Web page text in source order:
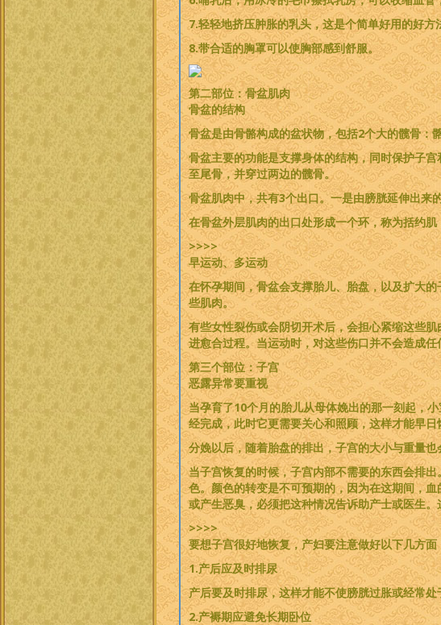
7.轻轻地挤压肿胀的乳头，这是个简单好用的好方
8.带合适的胸罩可以使胸部感到舒服。
第二部位：骨盆肌肉
骨盆的结构
骨盆是由骨骼构成的盆状物，包括2个大的髋骨：
骨盆主要的功能是支撑身体的结构，同时保护子
至尾骨，并穿过两边的髋骨。
骨盆肌肉中，共有3个出口。一是由膀胱延伸出来
在骨盆外层肌肉的出口处形成一个环，称为括约
>>>>
早运动、多运动
在怀孕期间，骨盆会支撑胎儿、胎盘，以及扩大
些肌肉。
有些女性裂伤或会阴切开术后，会担心紧缩这些
进愈合过程。当运动时，对这些伤口并不会造成
第三个部位：子宫
恶露异常要重视
当孕育了10个月的胎儿从母体娩出的那一刻起，
经完成，此时它更需要关心和照顾，这样才能早日
分娩以后，随着胎盘的排出，子宫的大小与重量
当子宫恢复的时候，子宫内部不需要的东西会排
色。颜色的转变是不可预期的，因为在这期间，
或产生恶臭，必须把这种情况告诉助产士或医生
>>>>
要想子宫很好地恢复，产妇要注意做好以下几方面
1.产后应及时排尿
产后要及时排尿，这样才能不使膀胱过胀或经常处
2.产褥期应避免长期卧位